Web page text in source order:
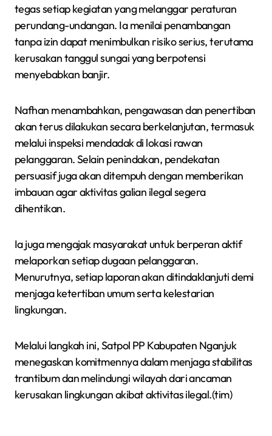
tegas setiap kegiatan yang melanggar peraturan
perundang-undangan. Ia menilai penambangan
tanpa izin dapat menimbulkan risiko serius, terutama
kerusakan tanggul sungai yang berpotensi
menyebabkan banjir.
Nafhan menambahkan, pengawasan dan penertiban
akan terus dilakukan secara berkelanjutan, termasuk
melalui inspeksi mendadak di lokasi rawan
pelanggaran. Selain penindakan, pendekatan
persuasif juga akan ditempuh dengan memberikan
imbauan agar aktivitas galian ilegal segera
dihentikan.
Ia juga mengajak masyarakat untuk berperan aktif
melaporkan setiap dugaan pelanggaran.
Menurutnya, setiap laporan akan ditindaklanjuti demi
menjaga ketertiban umum serta kelestarian
lingkungan.
Melalui langkah ini, Satpol PP Kabupaten Nganjuk
menegaskan komitmennya dalam menjaga stabilitas
trantibum dan melindungi wilayah dari ancaman
kerusakan lingkungan akibat aktivitas ilegal.(tim)